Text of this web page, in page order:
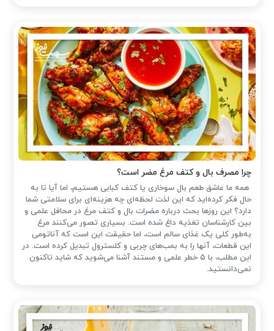
چرا مصرف بال و کتف مرغ مضر است؟
همه ما عاشق طعم بال سوخاری یا کتف کبابی هستیم، اما آیا تا به
حال فکر کرده‌اید که این لذت لحظه‌ای چه هزینه‌ای برای سلامتی شما
دارد؟ این روزها بحث درباره مضرات بال و کتف مرغ در محافل علمی و
بین کارشناسان تغذیه داغ شده است. بسیاری تصور می‌کنند مرغ
به‌طور کلی یک غذای سالم است، اما حقیقت این است که آناتومی
این قطعات، آنها را به بمب‌های چربی و کلسترول تبدیل کرده است. در
این مطلب، با ۵ خطر علمی و مستند آشنا می‌شوید که شاید تاکنون
نمی‌دانستید.